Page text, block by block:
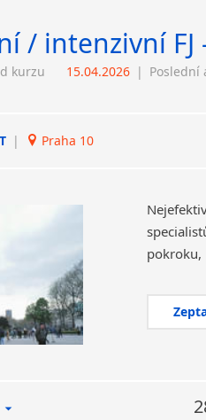
/ intenzivní
kurzu 15.04.2026 | Poslední
| Praha 10